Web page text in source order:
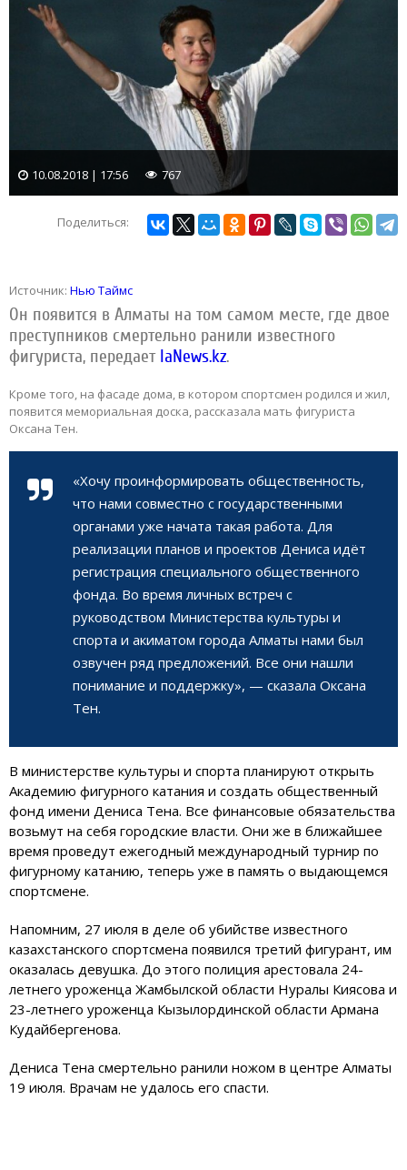
10.08.2018 | 17:56 767
Поделиться:
Источник: Нью Таймс
Он появится в Алматы на том самом месте, где двое
преступников смертельно ранили известного
фигуриста, передает IaNews.kz.
Кроме того, на фасаде дома, в котором спортсмен родился и жил,
появится мемориальная доска, рассказала мать фигуриста
Оксана Тен.
«Хочу проинформировать общественность,
что нами совместно с государственными
органами уже начата такая работа. Для
реализации планов и проектов Дениса идёт
регистрация специального общественного
фонда. Во время личных встреч с
руководством Министерства культуры и
спорта и акиматом города Алматы нами был
озвучен ряд предложений. Все они нашли
понимание и поддержку», — сказала Оксана
Тен.
В министерстве культуры и спорта планируют открыть
Академию фигурного катания и создать общественный
фонд имени Дениса Тена. Все финансовые обязательства
возьмут на себя городские власти. Они же в ближайшее
время проведут ежегодный международный турнир по
фигурному катанию, теперь уже в память о выдающемся
спортсмене.
Напомним, 27 июля в деле об убийстве известного
казахстанского спортсмена появился третий фигурант, им
оказалась девушка. До этого полиция арестовала 24-
летнего уроженца Жамбылской области Нуралы Киясова и
23-летнего уроженца Кызылординской области Армана
Кудайбергенова.
Дениса Тена смертельно ранили ножом в центре Алматы
19 июля. Врачам не удалось его спасти.